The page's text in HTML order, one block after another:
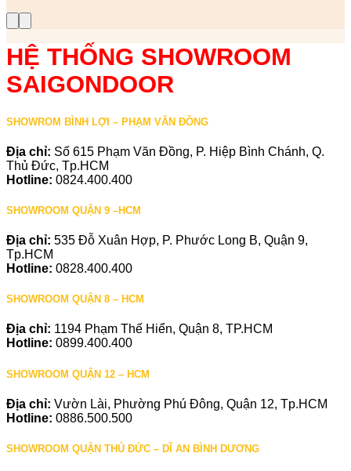
HỆ THỐNG SHOWROOM
SAIGONDOOR
SHOWROM BÌNH LỢI – PHẠM VĂN ĐỒNG
Địa chỉ: Số 615 Phạm Văn Đồng, P. Hiệp Bình Chánh, Q.
Thủ Đức, Tp.HCM
Hotline: 0824.400.400
SHOWROOM QUẬN 9 –HCM
Địa chỉ: 535 Đỗ Xuân Hợp, P. Phước Long B, Quận 9,
Tp.HCM
Hotline: 0828.400.400
SHOWROOM QUẬN 8 – HCM
Địa chỉ: 1194 Phạm Thế Hiển, Quận 8, TP.HCM
Hotline: 0899.400.400
SHOWROOM QUẬN 12 – HCM
Địa chỉ: Vườn Lài, Phường Phú Đông, Quận 12, Tp.HCM
Hotline: 0886.500.500
SHOWROOM QUẬN THỦ ĐỨC – DĨ AN BÌNH DƯƠNG